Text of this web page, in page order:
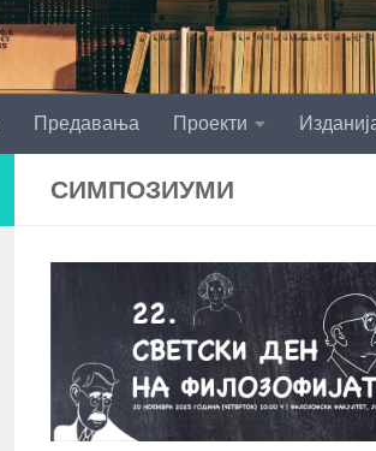
Предавања Проекти
СИМПОЗИУМИ